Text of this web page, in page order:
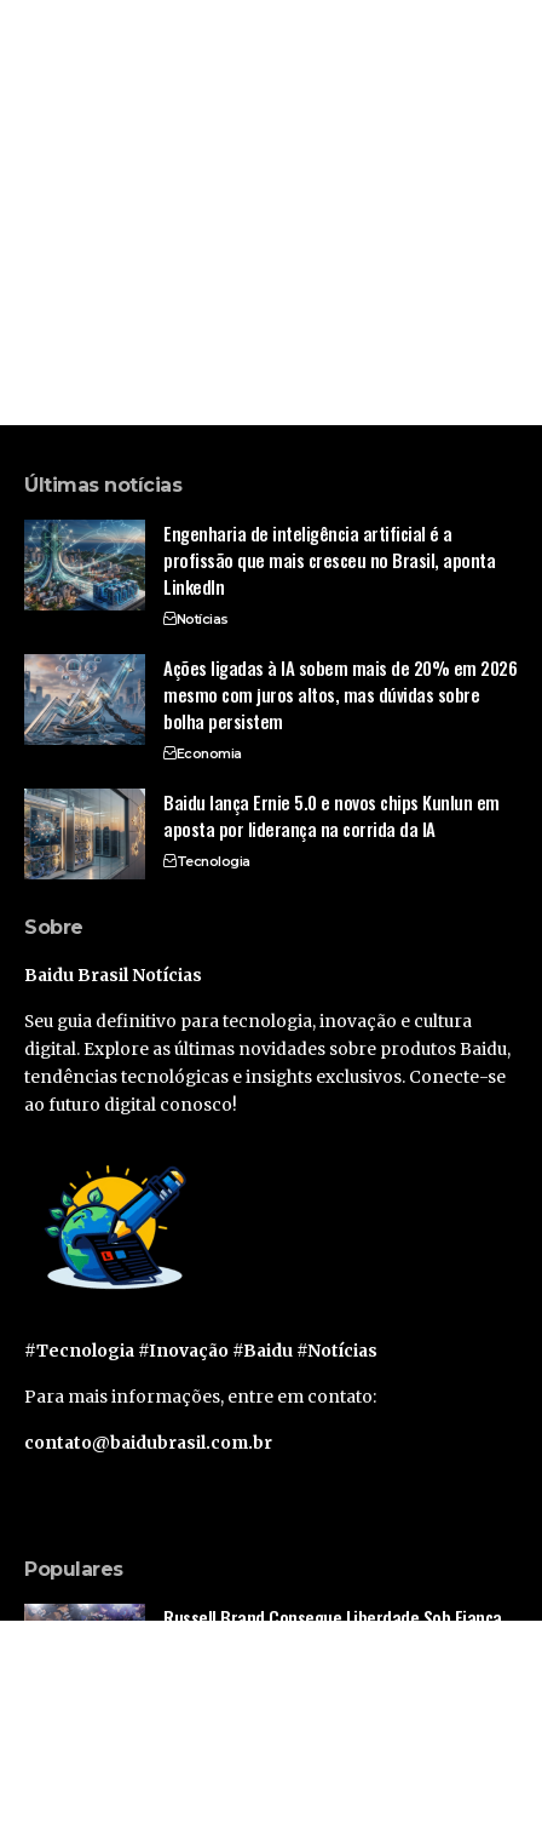
Últimas notícias
Engenharia de inteligência artificial é a
profissão que mais cresceu no Brasil, aponta
LinkedIn
Notícias
Ações ligadas à IA sobem mais de 20% em 2026
mesmo com juros altos, mas dúvidas sobre
bolha persistem
Economia
Baidu lança Ernie 5.0 e novos chips Kunlun em
aposta por liderança na corrida da IA
Tecnologia
Sobre
Baidu Brasil Notícias
Seu guia definitivo para tecnologia, inovação e cultura
digital. Explore as últimas novidades sobre produtos Baidu,
tendências tecnológicas e insights exclusivos. Conecte-se
ao futuro digital conosco!
#Tecnologia #Inovação #Baidu #Notícias
Para mais informações, entre em contato:
contato@baidubrasil.com.br
Populares
Russell Brand Consegue Liberdade Sob Fiança